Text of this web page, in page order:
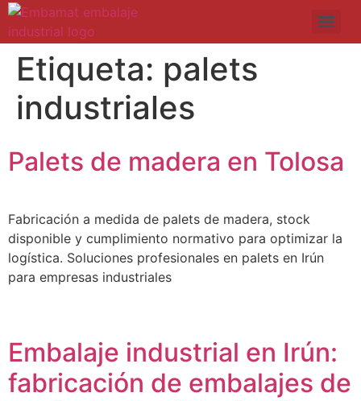
Etiqueta: palets
industriales
Palets de madera en Tolosa
Fabricación a medida de palets de madera, stock
disponible y cumplimiento normativo para optimizar la
logística. Soluciones profesionales en palets en Irún
para empresas industriales
Embalaje industrial en Irún:
fabricación de embalajes de